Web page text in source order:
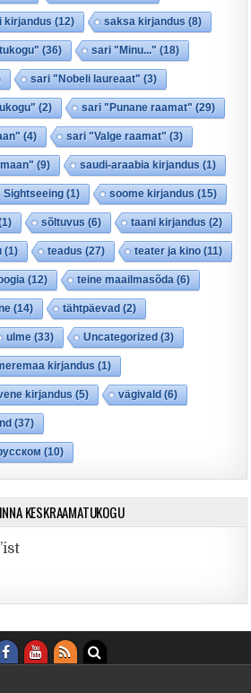
kirjandus (12) saksa kirjandus (8)
(36) sari "Minu..." (18)
sari "Nobeli laureaat" (3)
(2) sari "Punane raamat" (29)
(4) sari "Valge raamat" (3)
(9) saudi-araabia kirjandus (1)
Sightseeing (1) soome kirjandus (15)
sõltuvus (6) taani kirjandus (2)
(1) teadus (27) teater ja kino (11)
(12) teine maailmasõda (6)
(14) tähtpäevad (2)
ulme (33) Uncategorized (3)
kirjandus (1)
kirjandus (5) vägivald (6)
(37)
(10)
KESKRAAMATUKOGU